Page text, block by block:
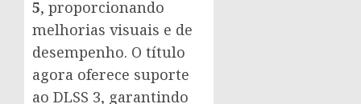
5, proporcionando
melhorias visuais e de
desempenho. O título
agora oferece suporte
ao DLSS 3, garantindo